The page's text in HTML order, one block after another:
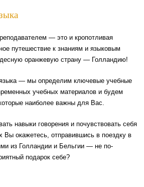
— это и кропотливая
путешествие к знаниям и языковым
оранжевую страну — Голландию!
языка — мы определим ключевые учебные
учебных материалов и будем
наиболее важны для Вас.
навыки говорения и почувствовать себя
Вы окажетесь, отправившись в поездку в
из Голландии и Бельгии — не по-
подарок себе?